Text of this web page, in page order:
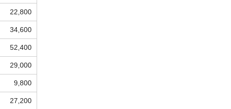
22,800
34,600
52,400
29,000
9,800
27,200